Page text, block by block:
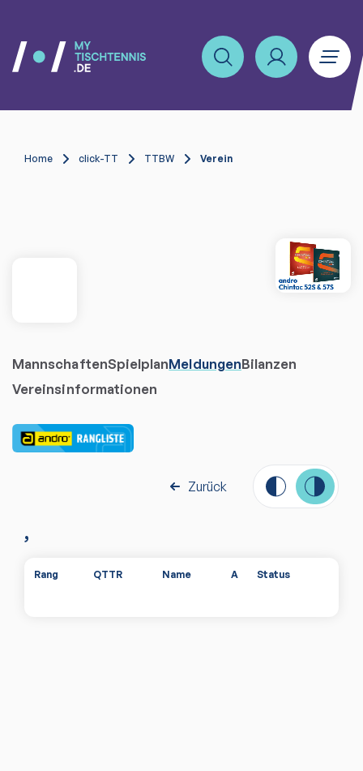
Home click-TT TTBW Verein
MannschaftenSpielplanMeldungenBilanzen
Vereinsinformationen
Zurück
,
Rang QTTR Name A Status